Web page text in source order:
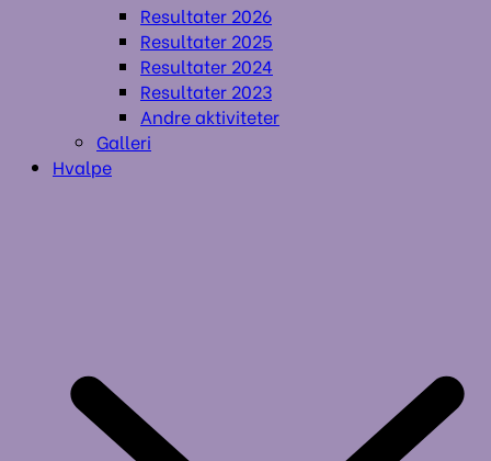
Resultater 2026
Resultater 2025
Resultater 2024
Resultater 2023
Andre aktiviteter
Galleri
Hvalpe